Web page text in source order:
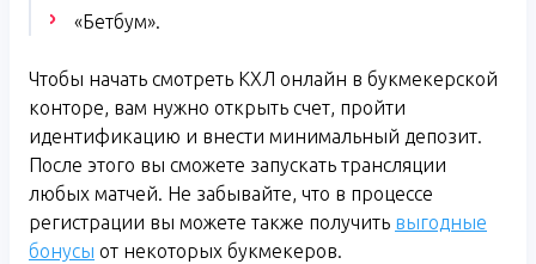
«Бетбум».
Чтобы начать смотреть КХЛ онлайн в букмекерской
конторе, вам нужно открыть счет, пройти
идентификацию и внести минимальный депозит.
После этого вы сможете запускать трансляции
любых матчей. Не забывайте, что в процессе
регистрации вы можете также получить выгодные
бонусы от некоторых букмекеров.